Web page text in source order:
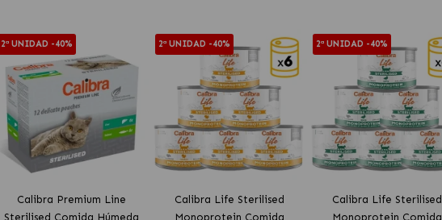
2ª UNIDAD -40%
Calibra Premium Line
Sterilised Comida Húmeda
2ª UNIDAD -40%
Calibra Life Sterilised
Monoprotein Comida
2ª UNIDAD -40%
Calibra Life Sterilised
Monoprotein Comida